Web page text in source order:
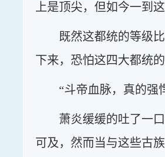
上是顶尖，但如今一到
既然这都统的等级
下来，恐怕这四大都统
“斗帝血脉，真的
萧炎缓缓的吐了一
可及，然而当与这些古